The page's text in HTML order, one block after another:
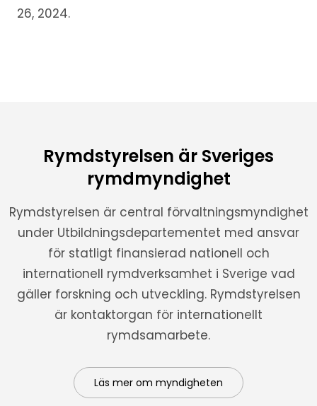
26, 2024.
Rymdstyrelsen är Sveriges
rymdmyndighet
Rymdstyrelsen är central förvaltningsmyndighet
under Utbildningsdepartementet med ansvar
för statligt finansierad nationell och
internationell rymdverksamhet i Sverige vad
gäller forskning och utveckling. Rymdstyrelsen
är kontaktorgan för internationellt
rymdsamarbete.
Läs mer om myndigheten